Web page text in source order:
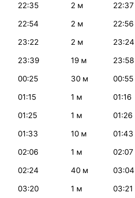
22:35 2 м 22:37
22:54 2 м 22:56
23:22 2 м 23:24
23:39 19 м 23:58
00:25 30 м 00:55
01:15 1 м 01:16
01:25 1 м 01:26
01:33 10 м 01:43
02:06 1 м 02:07
02:24 40 м 03:04
03:20 1 м 03:21